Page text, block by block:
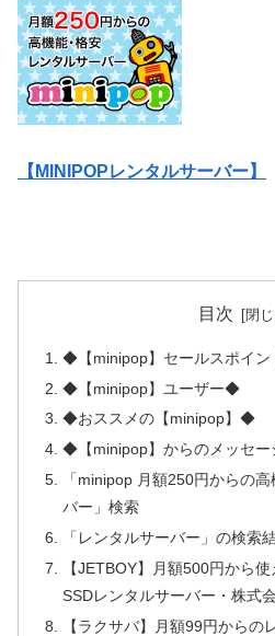
【MINIPOPレンタルサーバー】
目次
◆【minipop】セールスポイ
◆【minipop】ユーザー◆
◆おススメの【minipop】◆
◆【minipop】からのメッセ
「minipop 月額250円からの
バー」検索
「レンタルサーバー」の検索
【JETBOY】月額500円から
SSDレンタルサーバー・株式
【ラクサバ】月額99円からの